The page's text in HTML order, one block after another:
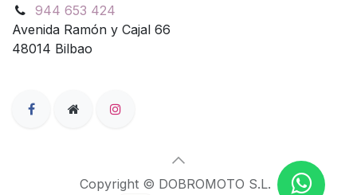
944 653 424
Avenida Ramón y Cajal 66
48014 Bilbao
Copyright © DOBROMOTO S.L.